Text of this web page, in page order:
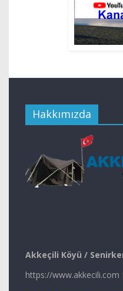
Hakkımızda
Akkeçili Köyü /
https://www.akkecili.com